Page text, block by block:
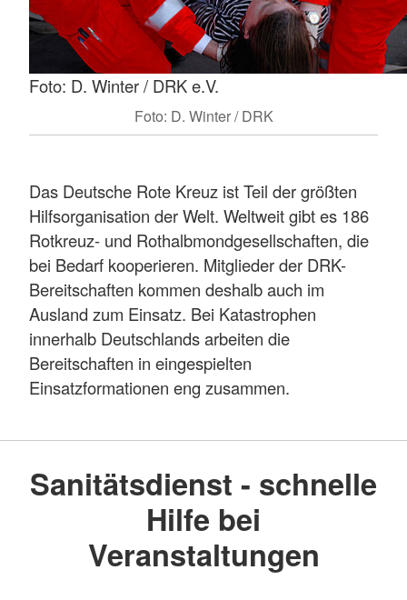
Foto: D. Winter / DRK e.V.
Foto: D. Winter / DRK
Das Deutsche Rote Kreuz ist Teil der größten
Hilfsorganisation der Welt. Weltweit gibt es 186
Rotkreuz- und Rothalbmondgesellschaften, die
bei Bedarf kooperieren. Mitglieder der DRK-
Bereitschaften kommen deshalb auch im
Ausland zum Einsatz. Bei Katastrophen
innerhalb Deutschlands arbeiten die
Bereitschaften in eingespielten
Einsatzformationen eng zusammen.
Sanitätsdienst - schnelle
Hilfe bei
Veranstaltungen